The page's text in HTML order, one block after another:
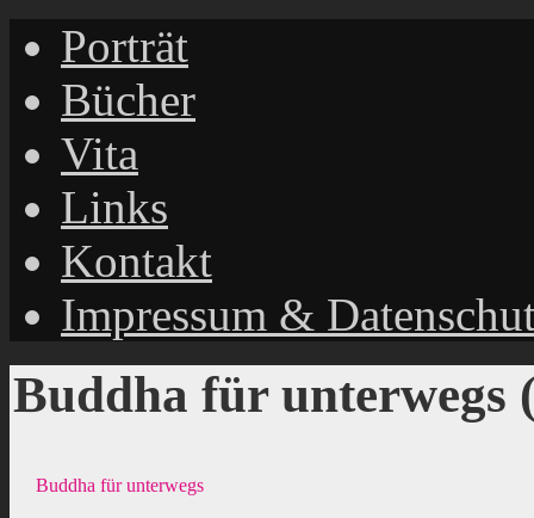
Porträt
Bücher
Vita
Links
Kontakt
Impressum &
Buddha für unterwegs
Buddha für unterwegs